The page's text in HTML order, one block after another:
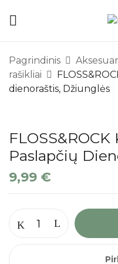
Pagrindinis
rašikliai
dienoraštis, Džiunglės
Paslapčių
9,99 €